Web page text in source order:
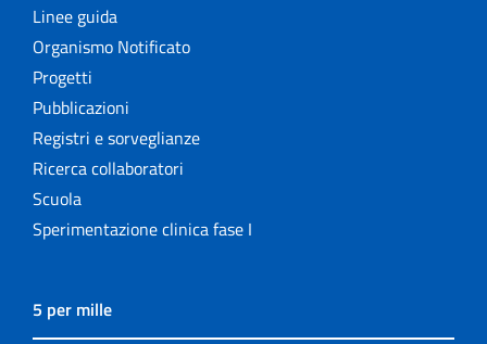
Linee guida
Organismo Notificato
Progetti
Pubblicazioni
Registri e sorveglianze
Ricerca collaboratori
Scuola
Sperimentazione clinica fase I
5 per mille